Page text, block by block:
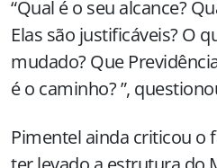
“Qual é o seu alcance?
Elas são justificáveis? O
mudado? Que
é o caminho? ”,
Pimentel ainda criticou o